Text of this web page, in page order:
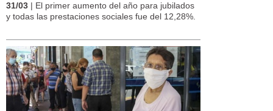
31/03 | El primer aumento del año para jubilados
y todas las prestaciones sociales fue del 12,28%.